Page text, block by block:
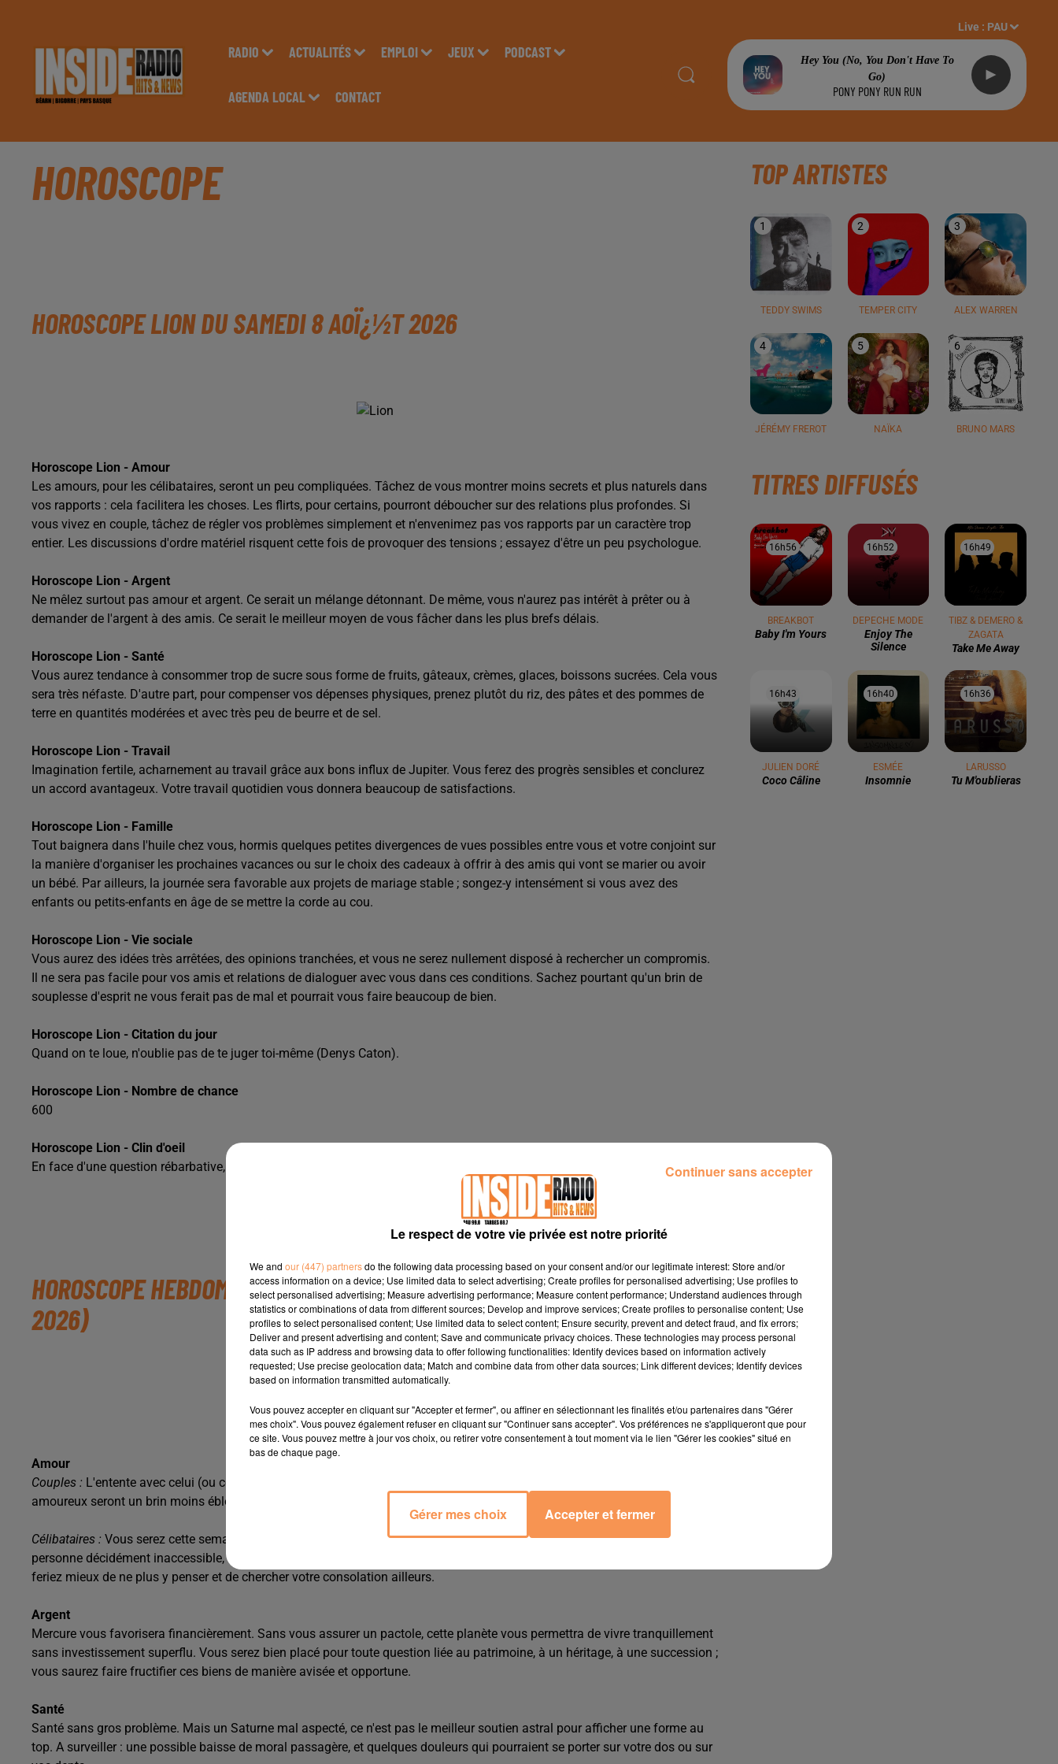
RADIO ACTUALITÉS EMPLOI JEUX PODCAST
AGENDA LOCAL CONTACT
Live : PAU
Hey You (no, You Don't Have To
Go)
PONY PONY RUN RUN
HOROSCOPE
HOROSCOPE LION DU SAMEDI 8 AOÏ¿½T 2026
Horoscope Lion - Amour
Les amours, pour les célibataires, seront un peu compliquées. Tâchez de vous montrer moins secrets et plus naturels dans
vos rapports : cela facilitera les choses. Les flirts, pour certains, pourront déboucher sur des relations plus profondes. Si
vous vivez en couple, tâchez de régler vos problèmes simplement et n'envenimez pas vos rapports par un caractère trop
entier. Les discussions d'ordre matériel risquent cette fois de provoquer des tensions ; essayez d'être un peu psychologue.
Horoscope Lion - Argent
Ne mêlez surtout pas amour et argent. Ce serait un mélange détonnant. De même, vous n'aurez pas intérêt à prêter ou à
demander de l'argent à des amis. Ce serait le meilleur moyen de vous fâcher dans les plus brefs délais.
Horoscope Lion - Santé
Vous aurez tendance à consommer trop de sucre sous forme de fruits, gâteaux, crèmes, glaces, boissons sucrées. Cela vous
sera très néfaste. D'autre part, pour compenser vos dépenses physiques, prenez plutôt du riz, des pâtes et des pommes de
terre en quantités modérées et avec très peu de beurre et de sel.
Horoscope Lion - Travail
Imagination fertile, acharnement au travail grâce aux bons influx de Jupiter. Vous ferez des progrès sensibles et conclurez
un accord avantageux. Votre travail quotidien vous donnera beaucoup de satisfactions.
Horoscope Lion - Famille
Tout baignera dans l'huile chez vous, hormis quelques petites divergences de vues possibles entre vous et votre conjoint sur
la manière d'organiser les prochaines vacances ou sur le choix des cadeaux à offrir à des amis qui vont se marier ou avoir
un bébé. Par ailleurs, la journée sera favorable aux projets de mariage stable ; songez-y intensément si vous avez des
enfants ou petits-enfants en âge de se mettre la corde au cou.
Horoscope Lion - Vie sociale
Vous aurez des idées très arrêtées, des opinions tranchées, et vous ne serez nullement disposé à rechercher un compromis.
Il ne sera pas facile pour vos amis et relations de dialoguer avec vous dans ces conditions. Sachez pourtant qu'un brin de
souplesse d'esprit ne vous ferait pas de mal et pourrait vous faire beaucoup de bien.
Horoscope Lion - Citation du jour
Quand on te loue, n'oublie pas de te juger toi-même (Denys Caton).
Horoscope Lion - Nombre de chance
600
Horoscope Lion - Clin d'oeil
En face d'une question rébarbative, une fois que les choses seront dites, même si c'est explosif, vous irez vers une solution.
Horoscope quotidien
HOROSCOPE HEBDOMADAIRE LION (LUNDI 3 -- DIMANCHE 9 AOÏ¿½T
2026)
Amour
Couples : L'entente avec celui (ou celle) qui partage votre vie demeurera excellente. Certes, sous l'effet de Neptune, vos ébats
amoureux seront un brin moins éblouissants que dernièrement. En revanche, vous renforcerez vos liens de complicité.
Célibataires : Vous serez cette semaine d'humeur à aimer à la folie. Malheureusement, vous continuerez à rêver d'une
personne décidément inaccessible, à fantasmer sur un personnage qui ne vit pas dans le même monde que vous. Vous
feriez mieux de ne plus y penser et de chercher votre consolation ailleurs.
Argent
Mercure vous favorisera financièrement. Sans vous assurer un pactole, cette planète vous permettra de vivre tranquillement
sans investissement superflu. Vous serez bien placé pour toute question liée au patrimoine, à un héritage, à une succession ;
vous saurez faire fructifier ces biens de manière avisée et opportune.
Santé
Santé sans gros problème. Mais un Saturne mal aspecté, ce n'est pas le meilleur soutien astral pour afficher une forme au
top. A surveiller : une possible baisse de moral passagère, et quelques douleurs qui pourraient se porter sur votre dos ou sur
TOP ARTISTES
1
TEDDY SWIMS
2
TEMPER CITY
3
ALEX WARREN
4
JÉRÉMY FREROT
5
NAÏKA
6
BRUNO MARS
TITRES DIFFUSÉS
16h56
16h56
BREAKBOT
Baby I'm Yours
16h52
16h52
DEPECHE MODE
Enjoy The
Silence
16h49
16h49
TIBZ & DEMERO &
ZAGATA
Take Me Away
16h43
16h43
JULIEN DORÉ
Coco Câline
16h40
16h40
ESMÉE
Insomnie
16h36
16h36
LARUSSO
Tu M'oublieras
Le respect de votre vie privée est notre priorité
We and our (447) partnersdo the following data processing based on your consent and/or our legitimate interest: Store and/or
access information on a device; Use limited data to select advertising; Create profiles for personalised advertising; Use profiles to
select personalised advertising; Measure advertising performance; Measure content performance; Understand audiences through
statistics or combinations of data from different sources; Develop and improve services; Create profiles to personalise content; Use
profiles to select personalised content; Use limited data to select content; Ensure security, prevent and detect fraud, and fix errors;
Deliver and present advertising and content; Save and communicate privacy choices. These technologies may process personal
data such as IP address and browsing data to offer following functionalities: Identify devices based on information actively
requested; Use precise geolocation data; Match and combine data from other data sources; Link different devices; Identify devices
based on information transmitted automatically.
Vous pouvez accepter en cliquant sur "Accepter et fermer", ou affiner en sélectionnant les finalités et/ou partenaires dans "Gérer
mes choix". Vous pouvez également refuser en cliquant sur "Continuer sans accepter". Vos préférences ne s'appliqueront que pour
ce site. Vous pouvez mettre à jour vos choix, ou retirer votre consentement à tout moment via le lien "Gérer les cookies" situé en
bas de chaque page.
Gérer mes choix Accepter et fermer
Continuer sans accepter